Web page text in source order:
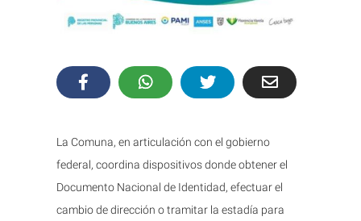
La Comuna, en articulación con el gobierno
federal, coordina dispositivos donde obtener el
Documento Nacional de Identidad, efectuar el
cambio de dirección o tramitar la estadía para